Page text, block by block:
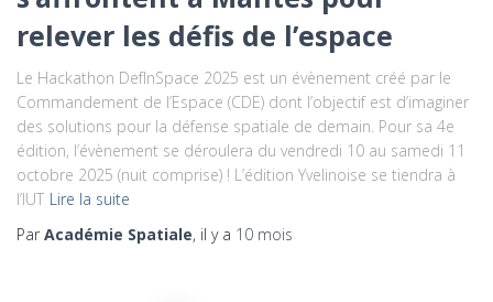
relever les défis de l’espace
Le Hackathon DefInSpace 2025 est un évènement créé par le
Commandement de l’Espace (CDE) dont l’objectif est d’imaginer
des solutions pour la défense spatiale de demain. Pour sa 4e
édition, l’évènement se déroulera du vendredi 10 au samedi 11
octobre 2025 (nuit comprise) ! L’édition Yvelinoise se tiendra à
l’IUT Lire la suite
Par Académie Spatiale, il y a 10 mois